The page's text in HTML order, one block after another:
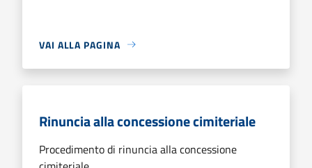
VAI ALLA PAGINA
Rinuncia alla concessione cimiteriale
Procedimento di rinuncia alla concessione